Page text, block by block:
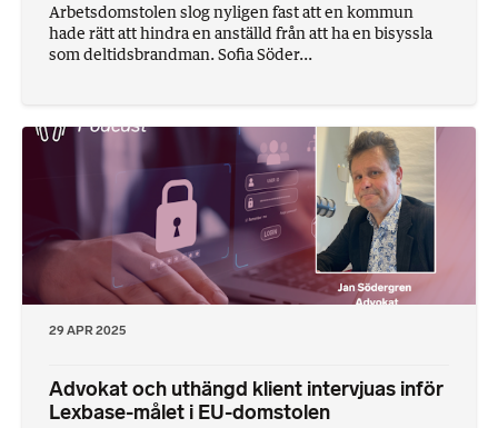
Arbetsdomstolen slog nyligen fast att en kommun
hade rätt att hindra en anställd från att ha en bisyssla
som deltidsbrandman. Sofia Söder...
29 APR 2025
Advokat och uthängd klient intervjuas inför
Lexbase-målet i EU-domstolen